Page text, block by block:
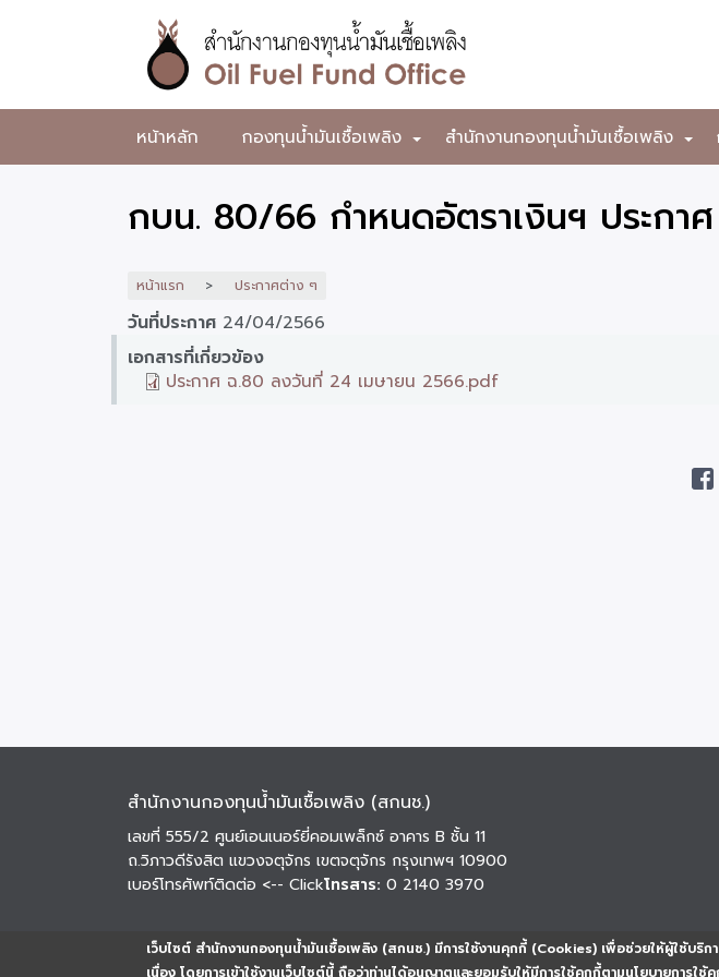
เว็บไซต์ สำนักงานกองทุนน้ำมันเชื้อเพลิง (สกนช.) มีการใช้งานคุกกี้ (Cookies) เพื่อช่วยให้ผู้ใช้บริก
เนื่อง โดยการเข้าใช้งานเว็บไซต์นี้ ถือว่าท่านได้อนุญาตและยอมรับให้มีการใช้คุกกี้ตามนโยบายการ
หลัก
สำนักงาน
กองทุน
น้ำมัน
เพลิง
หน้าหลัก +
กองทุนน้ำมันเชื้อเพลิง +
สำนักงานกองทุนน้ำมันเชื้อเพลิง
กบน. 80/66 กำหนดอัตราเงินฯ ประก
หน้าแรก ประกาศต่าง ๆ
วันที่ประกาศ 24/04/2566
เอกสารที่เกี่ยวข้อง
ประกาศ ฉ.80 ลงวันที่ 24 เมษายน 2566.pdf
สำนักงานกองทุนน้ำมันเชื้อเพลิง (สกนช.)
เลขที่ 555/2 ศูนย์เอนเนอร์ยี่คอมเพล็กซ์ อาคาร B ชั้น 11
ถ.วิภาวดีรังสิต แขวงจตุจักร เขตจตุจักร กรุงเทพฯ 10900
เบอร์โทรศัพท์ติดต่อ <-- Clickโทรสาร: 0 2140 3970